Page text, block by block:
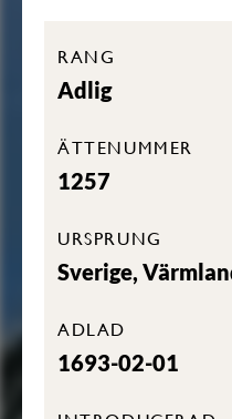
RANG
Adlig
ÄTTENUMMER
1257
URSPRUNG
Sverige,
ADLAD
1693-02-01